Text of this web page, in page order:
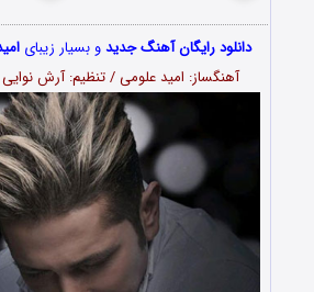
دانلود رایگان آهنگ جدیدو بسیار زیبای
آهنگساز: امید علومی / تنظیم: آرش نوایی